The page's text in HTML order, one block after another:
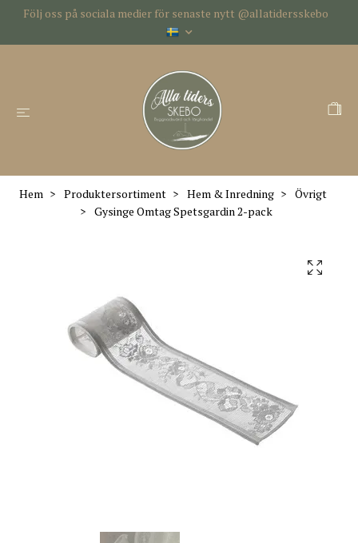
Följ oss på sociala medier för senaste nytt @allatidersskebo
Hem Produktersortiment Hem & Inredning
Övrigt
Gysinge Omtag Spetsgardin 2-pack